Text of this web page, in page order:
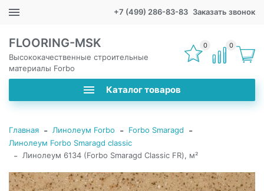
+7 (499) 286-83-83 Заказать звонок
FLOORING-MSK
Высококачественные строительные
материалы Forbo
Каталог товаров
0 0
Главная - Линолеум Forbo - Forbo Smaragd -
Линолеум Forbo Smaragd classic
- Линолеум 6134 (Forbo Smaragd Classic FR), м²